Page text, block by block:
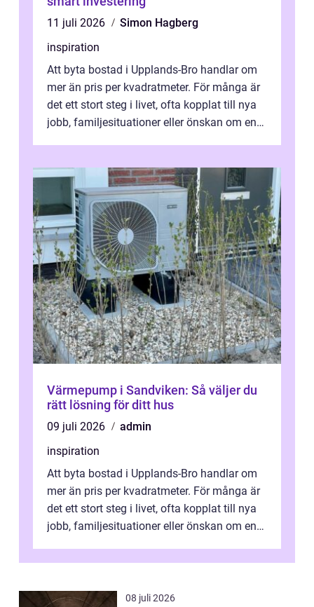
11 juli 2026
Simon Hagberg
inspiration
Att byta bostad i Upplands-Bro handlar om
mer än pris per kvadratmeter. För många är
det ett stort steg i livet, ofta kopplat till nya
jobb, familjesituationer eller önskan om en
Värmepump i Sandviken: Så väljer du
rätt lösning för ditt hus
09 juli 2026
admin
inspiration
Att byta bostad i Upplands-Bro handlar om
mer än pris per kvadratmeter. För många är
det ett stort steg i livet, ofta kopplat till nya
jobb, familjesituationer eller önskan om en
08 juli 2026